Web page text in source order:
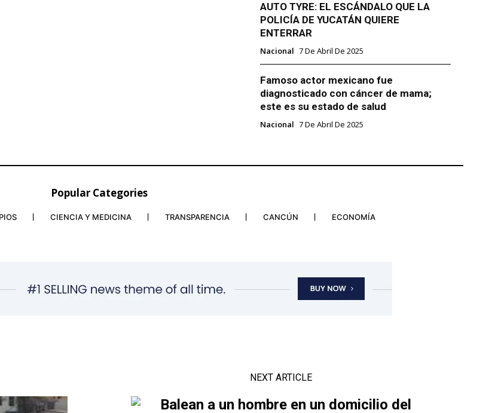
AUTO TYRE: EL ESCÁNDALO QUE LA
POLICÍA DE YUCATÁN QUIERE
ENTERRAR
Nacional 7 De Abril De 2025
Famoso actor mexicano fue
diagnosticado con cáncer de mama;
este es su estado de salud
Nacional 7 De Abril De 2025
Popular Categories
CIENCIA Y MEDICINA TRANSPARENCIA CANCÚN ECONOMÍA
NEXT ARTICLE